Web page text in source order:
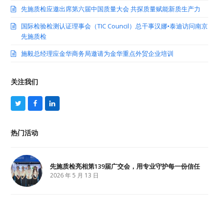
先施质检应邀出席第六届中国质量大会 共探质量赋能新质生产力
国际检验检测认证理事会（TIC Council）总干事汉娜•泰迪访问南京
先施质检
施毅总经理应金华商务局邀请为金华重点外贸企业培训
关注我们
T
w
t
t
F
a
b
L
i
热门活动
先施质检亮相第139届广交会，用专业守护每一份信任
2026 年 5 月 13 日